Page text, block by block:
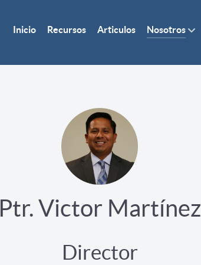
Inicio Recursos Articulos Nosotros
Ptr. Victor Martínez
Director